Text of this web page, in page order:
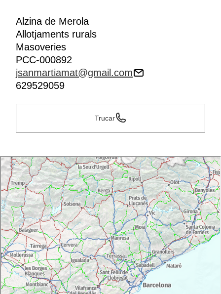
Alzina de Merola
Allotjaments rurals
Masoveries
PCC-000892
jsanmartiamat@gmail.com
629529059
Trucar